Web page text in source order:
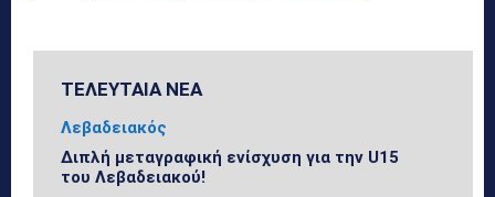
ΤΕΛΕΥΤΑΙΑ ΝΕΑ
Λεβαδειακός
Διπλή μεταγραφική ενίσχυση για την U15
του Λεβαδειακού!